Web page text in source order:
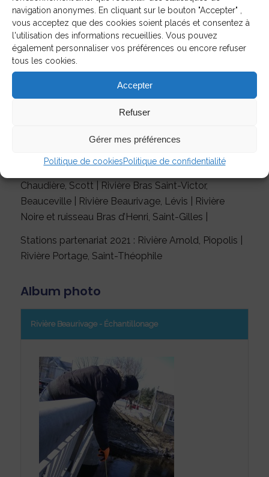
navigation anonymes. En cliquant sur le bouton "Accepter" ,
vous acceptez que des cookies soient placés et consentez à
l'utilisation des informations recueillies. Vous pouvez
également personnaliser vos préférences ou encore refuser
tous les cookies.
Accepter
Refuser
Gérer mes préférences
Politique de cookiesPolitique de confidentialité
Rivière Beaurivage, Lévis
Stations partenariat 2022 :
Rivière Arnold, Piopolis
Rivière Samson, Saint-Gédéon-de-Beauce
Rivières échantillonnées en 2021 :
Rivière Chaudière, Notre-Dame-des-Pins| Rivière
Chaudière, Scott | Rivière Bras Saint-Victor,
Beauceville | Rivière Beaurivage, Lévis | Rivière
Noire et ruisseau Bras d’Henri, Saint-Gilles |
Stations partenariat 2021 : Rivière Arnold, Piopolis |
Rivière Portage, Saint-Théophile
Album photo
Rivière Beaurivage - Échantillonage